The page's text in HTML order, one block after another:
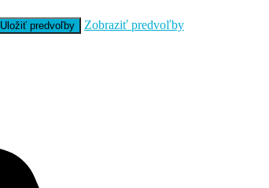
Uložiť predvoľby Zobraziť predvoľby